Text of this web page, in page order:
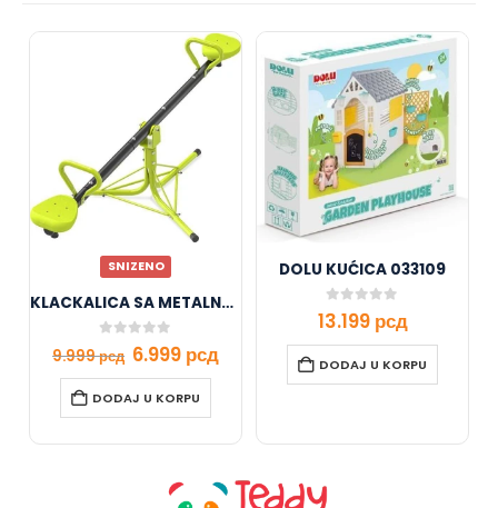
SNIZENO
KLACKALICA SA METALNOM KONSTRUKCIJOM
out of 5
9.999рсд 6.999 рсд
DODAJ U KORPU
DOLU KUĆICA 033109
0out of 5
13.199 рсд
DODAJ U KORPU